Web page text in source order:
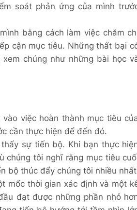
soát phản ứng của mình
bằng cách làm việc chăm
cận mục tiêu. Những thất bại
chúng như những bài học
việc hoàn thành mục tiêu
cần thực hiện để đến đó.
sự tiến bộ. Khi bạn thực
chúng tôi nghĩ rằng mục tiêu
bộ thúc đẩy chúng tôi nhiều
mốc thời gian xác định và một
đạt được những phần nhỏ